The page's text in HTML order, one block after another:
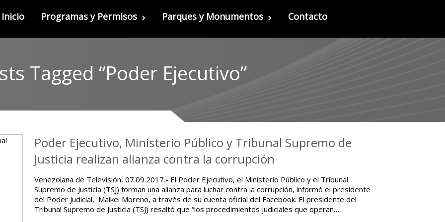
Inicio Programas y Permisos Parques y Monumentos Contacto
Tagged “Poder Ejecutivo”
Poder Ejecutivo, Ministerio Público y Tribunal Supremo de
Justicia realizan alianza contra la corrupción
Venezolana de Televisión, 07.09.2017.- El Poder Ejecutivo, el Ministerio Público y el Tribunal
Supremo de Justicia (TSJ) forman una alianza para luchar contra la corrupción, informó el presidente
del Poder Judicial, Maikel Moreno, a través de su cuenta oficial del Facebook. El presidente del
Tribunal Supremo de Justicia (TSJ) resaltó que “los procedimientos judiciales que operan…